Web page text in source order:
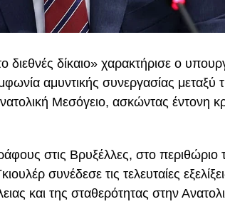
διεθνές δίκαιο» χαρακτήρισε ο
αμυντικής συνεργασίας μεταξύ
Μεσόγειο, ασκώντας έντονη
στις Βρυξέλλες, στο
συνέδεσε τις τελευταίες
και της σταθερότητας στην